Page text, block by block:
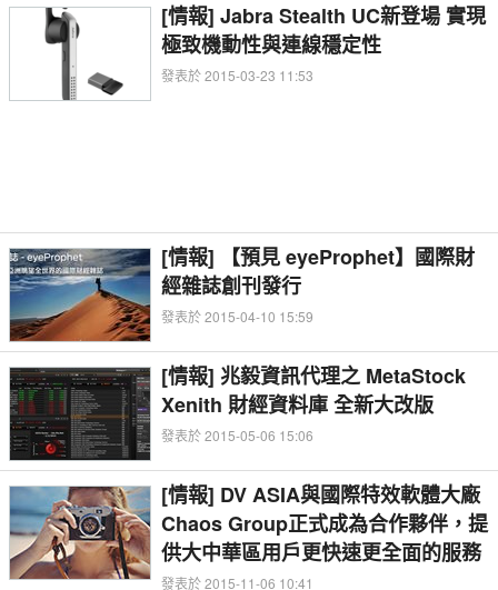
[情報] Jabra Stealth UC新登場 實現
極致機動性與連線穩定性
發表於 2015-03-23 11:53
[情報] 【預見 eyeProphet】國際財
經雜誌創刊發行
發表於 2015-04-10 15:59
[情報] 兆毅資訊代理之 MetaStock
Xenith 財經資料庫 全新大改版
發表於 2015-05-06 15:06
[情報] DV ASIA與國際特效軟體大廠
Chaos Group正式成為合作夥伴，提
供大中華區用戶更快速更全面的服務
發表於 2015-11-06 10:41